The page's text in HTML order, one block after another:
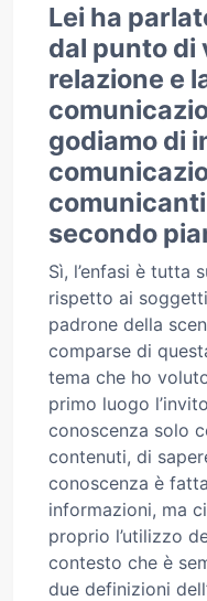
Lei ha
dal punto di
relazione e
godiamo di
secondo
Sì, l’enfasi è tutta
rispetto ai
padrone della
comparse di
tema che ho
primo luogo
conoscenza solo
contenuti, di
conoscenza è
informazioni, ma
proprio l’utilizzo
contesto che è
due definizioni